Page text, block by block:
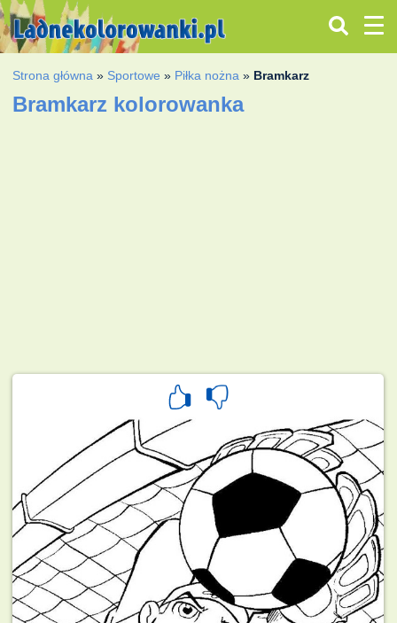
Strona główna » Sportowe » Piłka nożna » Bramkarz
Bramkarz kolorowanka